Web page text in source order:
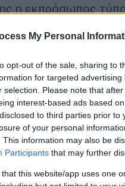
My Personal
opt-out of the sale, sharing to
for targeted
selection. Please note that
interest-based ads based
to third parties prior
of your personal
This information may also be
Participants that may further
that this website/app uses one
η εκπρόσωπος
«μεταξύ 18
πολλά
οικονομικά»,
ταανήλικα
δωρεάν για τις
ή μια μαία, οι
μέθοδοι.
που
την